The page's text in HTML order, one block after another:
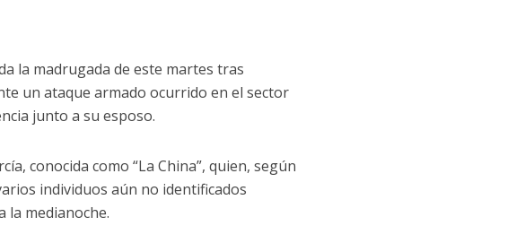
la madrugada de este martes tras
un ataque armado ocurrido en el sector
junto a su esposo.
conocida como “La China”, quien, según
individuos aún no identificados
la medianoche.